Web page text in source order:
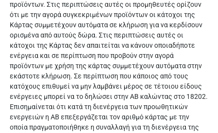
προϊόντων. Στις περιπτώσεις αυτές οι προμηθευτές ορίζουν
ότι με την αγορά συγκεκριμένων προϊόντων οι κάτοχοι της
Κάρτας συμμετέχουν αυτόματα σε κλήρωση για να κερδίσουν
ορισμένα από αυτούς δώρα. Στις περιπτώσεις αυτές οι
κάτοχοι της Κάρτας δεν απαιτείται να κάνουν οποιαδήποτε
ενέργεια και σε περίπτωση που προβούν στην αγορά
προϊόντων με χρήση της κάρτας συμμετέχουν αυτόματα στην
εκάστοτε κλήρωση. Σε περίπτωση που κάποιος από τους
κατόχους επιθυμεί να μην λαμβάνει μέρος σε τέτοιου είδους
ενέργειες μπορεί να το δηλώσει στην ΑΒ καλώντας στο 18202.
Επισημαίνεται ότι κατά τη διενέργεια των προωθητικών
ενεργειών η ΑΒ επεξεργάζεται τον αριθμό κάρτας με την
οποία πραγματοποιήθηκε η συναλλαγή για τη διενέργεια της